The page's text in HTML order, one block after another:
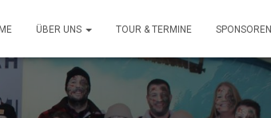
ÜBER UNS TOUR & TERMINE SPONSOREN